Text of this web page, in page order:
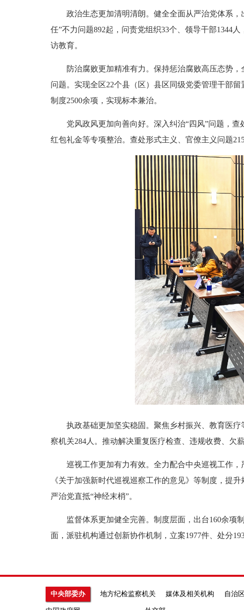
政治生态更加清明清朗。健全全面从严治党体系，
任”不力问题892起，问责党组织33个、领导干部1344
访教育。
防治腐败更加精准有力。保持惩治腐败高压态势，全
问题。实现全区22个县（区）县区同级党委管理干部
制度2500余项，实现标本兼治。
党风政风更加向善向好。深入纠治“四风”问题，查
红包礼金等专项整治。查处形式主义、官僚主义问题
执政基础更加坚实稳固。聚焦乡村振兴、教育医疗
察机关284人。推动解决重复医疗检查、违规收费、欠
巡视工作更加有力有效。全力配合中央巡视工作，
《关于加强新时代巡视巡察工作的意见》等制度，提
严治党直抵“神经末梢”。
监督体系更加健全完善。制度层面，出台160余项制
面，派驻机构通过创新协作机制，立案1977件、处分
中央部委办 地方纪检监察机关 媒体及相关机构 自治